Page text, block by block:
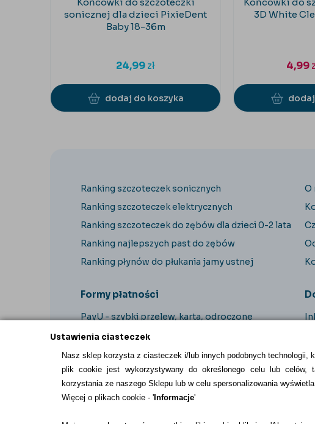
Ustawienia ciasteczek
Nasz sklep korzysta z ciasteczek i/lub innych podobnych technologii,
plik cookie jest wykorzystywany do określonego celu lub celów,
korzystania ze naszego Sklepu lub w celu spersonalizowania
Więcej o plikach cookie - 'Informacje'
sonicznej dla dzieci PixieDent
Baby 18-36m
24,99zł
dodaj do koszyka
3D White
4,99
Ranking szczoteczek sonicznych
Ranking szczoteczek elektrycznych
Ranking szczoteczek do zębów dla dzieci 0-2 lata
Ranking najlepszych past do zębów
Ranking płynów do płukania jamy ustnej
O
Formy płatności
PayU - szybki przelew, karta, odroczone